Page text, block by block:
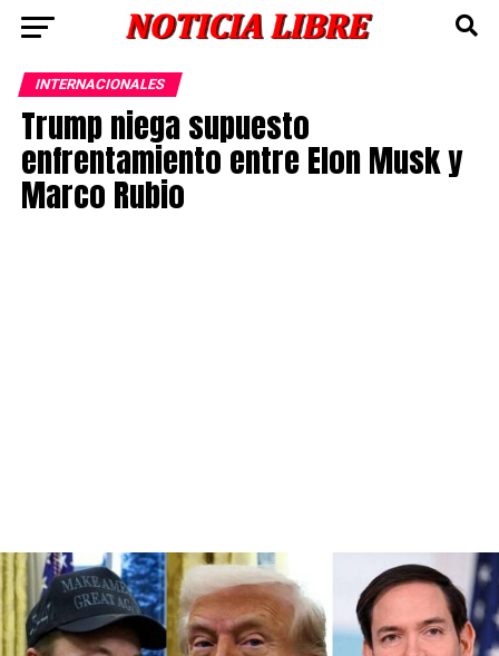
INTERNACIONALES
Trump niega supuesto
enfrentamiento entre Elon Musk y
Marco Rubio